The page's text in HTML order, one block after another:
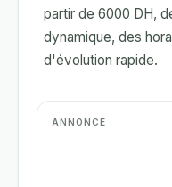
partir de 6000 DH,
dynamique, des
d'évolution rapide.